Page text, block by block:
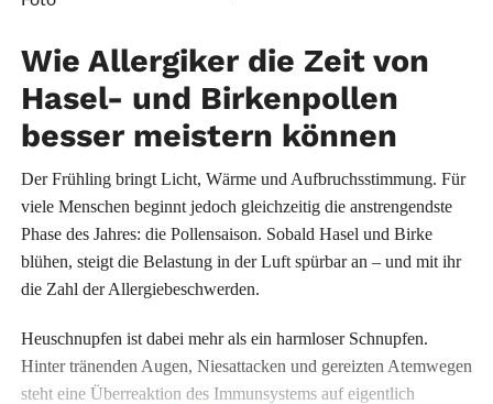
Wie Allergiker die Zeit von
Hasel- und Birkenpollen
besser meistern können
Der Frühling bringt Licht, Wärme und Aufbruchsstimmung. Für
viele Menschen beginnt jedoch gleichzeitig die anstrengendste
Phase des Jahres: die Pollensaison. Sobald Hasel und Birke
blühen, steigt die Belastung in der Luft spürbar an – und mit ihr
die Zahl der Allergiebeschwerden.
Heuschnupfen ist dabei mehr als ein harmloser Schnupfen.
Hinter tränenden Augen, Niesattacken und gereizten Atemwegen
steht eine Überreaktion des Immunsystems auf eigentlich